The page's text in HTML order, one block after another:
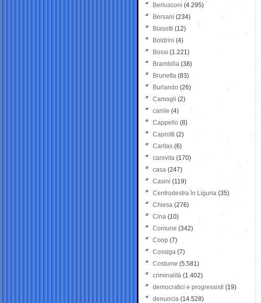
Berlusconi (4.295)
Bersani (234)
Biasotti (12)
Boldrini (4)
Bossi (1.221)
Brambilla (38)
Brunetta (83)
Burlando (26)
Camogli (2)
canile (4)
Cappello (8)
Caprotti (2)
Caritas (6)
carovita (170)
casa (247)
Casini (119)
Centrodestra in Liguria (35)
Chiesa (276)
Cina (10)
Comune (342)
Coop (7)
Cossiga (7)
Costume (5.581)
criminalità (1.402)
democratici e progressisti (19)
denuncia (14.528)